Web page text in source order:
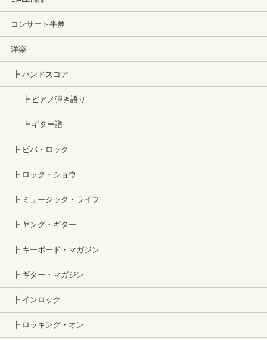
コンサート半券
洋楽
┣ バンドスコア
┣ ピアノ弾き語り
┗ ギター譜
┣ ビバ・ロック
┣ ロック・ショウ
┣ ミュージック・ライフ
┣ ヤング・ギター
┣ キーボード・マガジン
┣ ギター・マガジン
┣ インロック
┣ ロッキング・オン